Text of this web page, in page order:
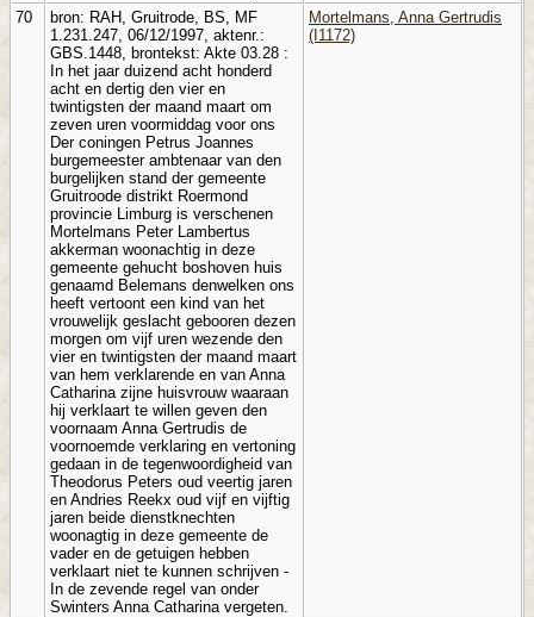
70
bron: RAH, Gruitrode, BS, MF
1.231.247, 06/12/1997, aktenr.:
GBS.1448, brontekst: Akte 03.28 :
In het jaar duizend acht honderd
acht en dertig den vier en
twintigsten der maand maart om
zeven uren voormiddag voor ons
Der coningen Petrus Joannes
burgemeester ambtenaar van den
burgelijken stand der gemeente
Gruitroode distrikt Roermond
provincie Limburg is verschenen
Mortelmans Peter Lambertus
akkerman woonachtig in deze
gemeente gehucht boshoven huis
genaamd Belemans denwelken ons
heeft vertoont een kind van het
vrouwelijk geslacht gebooren dezen
morgen om vijf uren wezende den
vier en twintigsten der maand maart
van hem verklarende en van Anna
Catharina zijne huisvrouw waaraan
hij verklaart te willen geven den
voornaam Anna Gertrudis de
voornoemde verklaring en vertoning
gedaan in de tegenwoordigheid van
Theodorus Peters oud veertig jaren
en Andries Reekx oud vijf en vijftig
jaren beide dienstknechten
woonagtig in deze gemeente de
vader en de getuigen hebben
verklaart niet te kunnen schrijven -
In de zevende regel van onder
Swinters Anna Catharina vergeten.
Mortelmans, Anna Gertrudis
(I1172)